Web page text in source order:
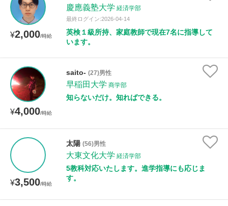
¥2,000/時給
慶應義塾大学 経済学部
最終ログイン:2026-04-14
英検１級所持、家庭教師で現在7名に指導して
います。
¥4,000/時給
saito- (27)男性
早稲田大学 商学部
知らないだけ。知ればできる。
¥3,500/時給
太陽 (56)男性
大東文化大学 経済学部
5教科対応いたします。進学指導にも応じま
す。
距離：15km以内
年齢：18-101歳
性別